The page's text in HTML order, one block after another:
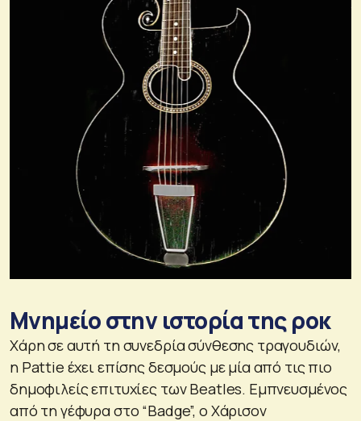
Μνημείο στην ιστορία της ροκ
Χάρη σε αυτή τη συνεδρία σύνθεσης τραγουδιών,
η Pattie έχει επίσης δεσμούς με μία από τις πιο
δημοφιλείς επιτυχίες των Beatles. Εμπνευσμένος
από τη γέφυρα στο “Badge”, ο Χάρισον